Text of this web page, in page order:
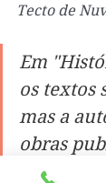
Tecto de
Em
os textos
mas a
obras
leitores